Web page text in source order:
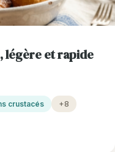
légère et rapide
crustacés +8